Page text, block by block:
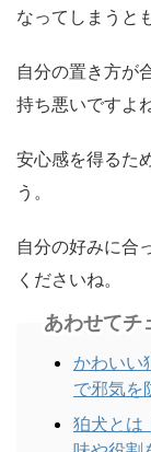
なってしまうと
自分の置き方が
持ち悪いですよね
安心感を得るた
う。
自分の好みに合
くださいね。
あわせてチ
かわいい
で邪気を
狛犬とは